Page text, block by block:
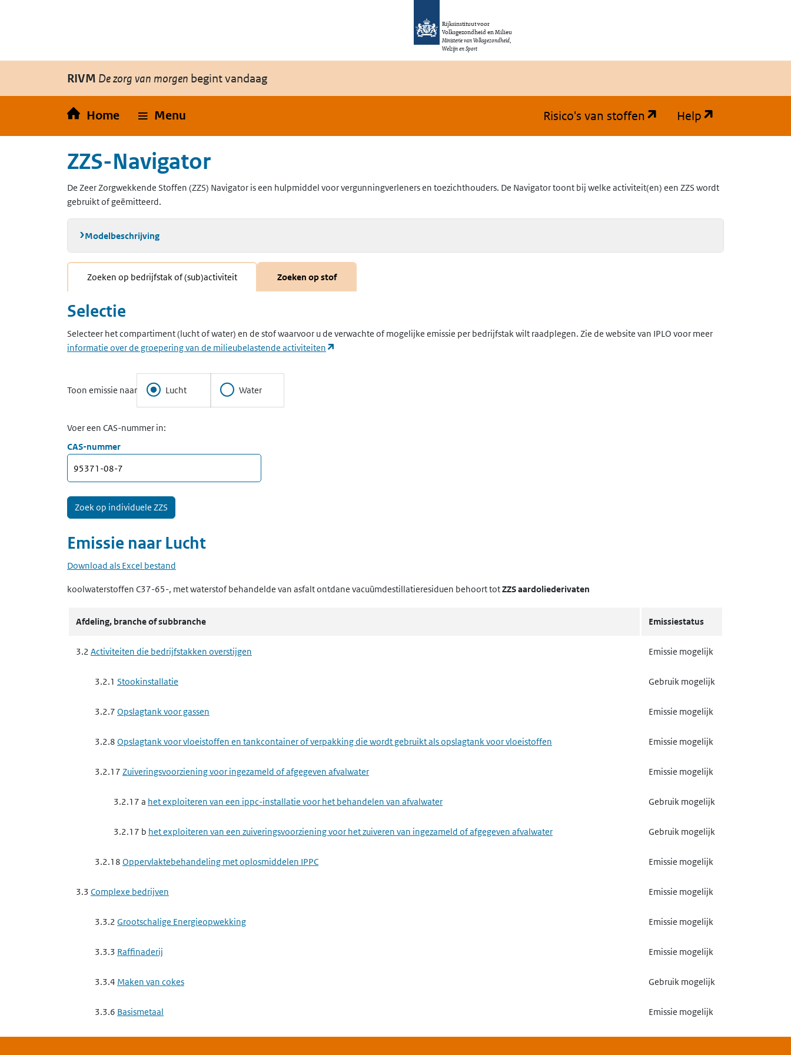
Rijksinstituut voor
Volksgezondheid en Milieu
Ministerie van Volksgezondheid,
Welzijn en Sport
RIVM De zorg van morgen begint vandaag
Home Menu Risico's van stoffen (opent in een nieuw
Help
ZZS-Navigator
De Zeer Zorgwekkende Stoffen (ZZS) Navigator is een hulpmiddel voor vergunningverleners en toezichthouders. De Navigator toont bij welke activiteit(en) een ZZS wordt
gebruikt of geëmitteerd.
Modelbeschrijving
Zoeken op bedrijfstak of (sub)activiteit Zoeken op stof
Selectie
Selecteer het compartiment (lucht of water) en de stof waarvoor u de verwachte of mogelijke emissie per bedrijfstak wilt raadplegen. Zie de website van IPLO voor meer
informatie over de groepering van de milieubelastende activiteiten
Toon emissie naar Lucht Water
Voer een CAS-nummer in:
CAS-nummer
Emissie naar Lucht
Download als Excel bestand
koolwaterstoffen C37-65-, met waterstof behandelde van asfalt ontdane vacuümdestillatieresiduen behoort totZZS aardoliederivaten
Afdeling, branche of subbranche Emissiestatus
3.2 Activiteiten die bedrijfstakken overstijgen Emissie mogelijk
3.2.1 Stookinstallatie Gebruik mogelijk
3.2.7 Opslagtank voor gassen Emissie mogelijk
3.2.8 Opslagtank voor vloeistoffen en tankcontainer of verpakking die wordt gebruikt als opslagtank voor vloeistoffen Emissie mogelijk
3.2.17 Zuiveringsvoorziening voor ingezameld of afgegeven afvalwater Emissie mogelijk
3.2.17 a het exploiteren van een ippc-installatie voor het behandelen van afvalwater Gebruik mogelijk
3.2.17 b het exploiteren van een zuiveringsvoorziening voor het zuiveren van ingezameld of afgegeven afvalwater Gebruik mogelijk
3.2.18 Oppervlaktebehandeling met oplosmiddelen IPPC Emissie mogelijk
3.3 Complexe bedrijven Emissie mogelijk
3.3.2 Grootschalige Energieopwekking Emissie mogelijk
3.3.3 Raffinaderij Emissie mogelijk
3.3.4 Maken van cokes Gebruik mogelijk
3.3.6 Basismetaal Emissie mogelijk